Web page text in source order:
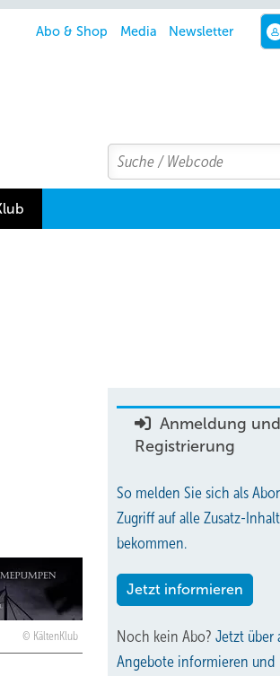
Abo & Shop Media Newsletter
Search
Suchen
KältenKlub
Anmeldung und
Registrierung
So melden Sie sich als
Zugriff auf alle Zusatz-
bekommen.
Jetzt informieren
Noch kein Abo? Jetzt über
Angebote informieren und